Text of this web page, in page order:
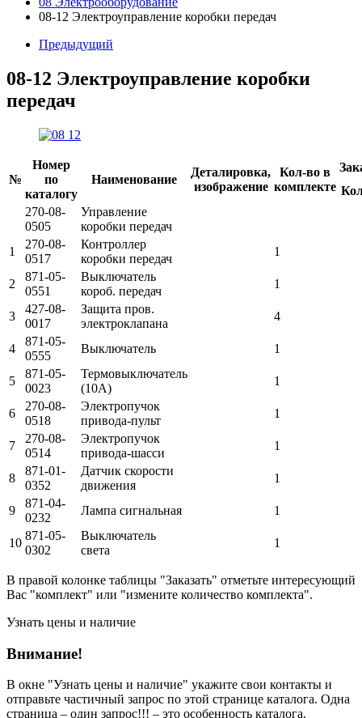
08-12 Электроуправление коробки передач
Предыдущий
08-12 Электроуправление коробки
передач
№
Номер
по
каталогу
Наименование
Деталировка,
изображение
Кол-во в
комплекте
270-08-
0505
Управление
коробки передач
1
270-08-
0517
Контроллер
коробки передач
1
2
871-05-
0551
Выключатель
короб. передач
1
3
427-08-
0017
Защита пров.
электроклапана
4
4
871-05-
0555
Выключатель 1
5
871-05-
0023
Термовыключатель
(10А)
1
6
270-08-
0518
Электропучок
привода-пульт
1
7
270-08-
0514
Электропучок
привода-шасси
1
8
871-01-
0352
Датчик скорости
движения
1
9
871-04-
0232
Лампа сигнальная 1
10
871-05-
0302
Выключатель
света
1
В правой колонке таблицы "Заказать" отметьте интересующий
Вас "комплект" или "измените количество комплекта".
Узнать цены и наличие
Внимание!
В окне "Узнать цены и наличие" укажите свои контакты и
отправьте частичный запрос по этой странице каталога. Одна
страница – один запрос!!! – это особенность каталога.